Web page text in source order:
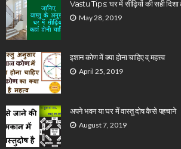
Vastu Tips: घर में सीढ़ियों की सही दिशा
May 28, 2019
इशान कोण में क्या होना चाहिए व् महत्त्व
April 25, 2019
अपने भवन या घर में वास्तु दोष कैसे पहचाने
August 7, 2019